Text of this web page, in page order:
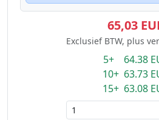
65,03
Exclusief BTW, plus
5+ 64.38
10+ 63.73
15+ 63.08